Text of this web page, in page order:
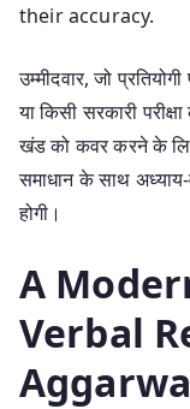
their accuracy.
उम्मीदवार, जो
या किसी सरकारी
खंड को कवर करने के
समाधान के साथ
होगी।
A
Verbal